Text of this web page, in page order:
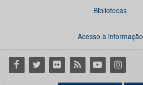
Bibliotecas
Acesso à informação
Facebook
Twitter Flickr RSS YoutubeInstagram